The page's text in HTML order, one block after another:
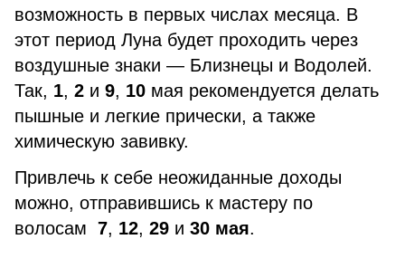
возможность в первых числах месяца. В
этот период Луна будет проходить через
воздушные знаки — Близнецы и Водолей.
Так, 1, 2 и 9, 10 мая рекомендуется делать
пышные и легкие прически, а также
химическую завивку.
Привлечь к себе неожиданные доходы
можно, отправившись к мастеру по
волосам 7, 12, 29 и 30 мая.